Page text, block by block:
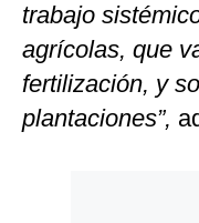
trabajo
agrícolas, que
fertilización, y
plantaciones”,